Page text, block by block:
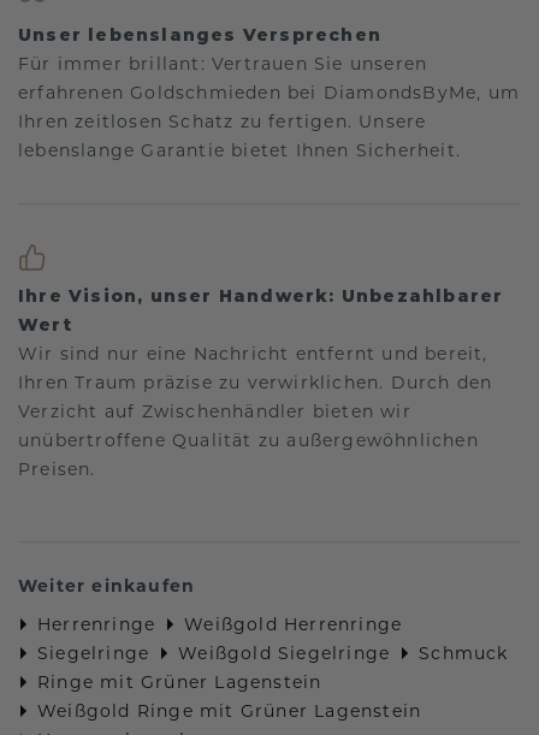
Unser lebenslanges Versprechen
Für immer brillant: Vertrauen Sie unseren
erfahrenen Goldschmieden bei DiamondsByMe, um
Ihren zeitlosen Schatz zu fertigen. Unsere
lebenslange Garantie bietet Ihnen Sicherheit.
Ihre Vision, unser Handwerk: Unbezahlbarer
Wert
Wir sind nur eine Nachricht entfernt und bereit,
Ihren Traum präzise zu verwirklichen. Durch den
Verzicht auf Zwischenhändler bieten wir
unübertroffene Qualität zu außergewöhnlichen
Preisen.
Weiter einkaufen
Herrenringe
Weißgold Herrenringe
Siegelringe
Weißgold Siegelringe
Schmuck
Ringe mit Grüner Lagenstein
Weißgold Ringe mit Grüner Lagenstein